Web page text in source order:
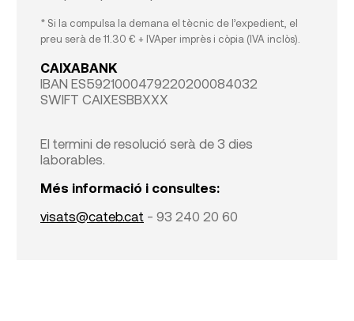
* Si la compulsa la demana el tècnic de l’expedient, el
preu serà de 11.30 € + IVAper imprès i còpia (IVA inclòs).
CAIXABANK
IBAN ES5921000479220200084032
SWIFT CAIXESBBXXX
El termini de resolució serà de 3 dies
laborables.
Més informació i consultes:
visats@cateb.cat - 93 240 20 60